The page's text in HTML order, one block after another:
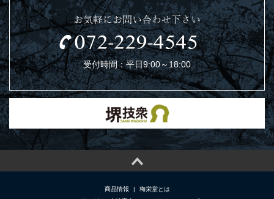
お気軽にお問い合わせ下さい
受付時間：平日9:00～18:00
商品情報 |
梅栄堂とは